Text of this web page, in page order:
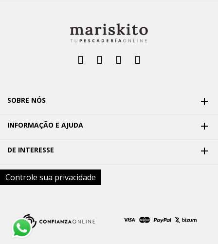
SOBRE NÓS 
INFORMAÇÃO E AJUDA 
DE INTERESSE 
Controle sua privacidade